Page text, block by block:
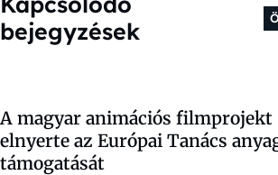
bejegyzések
A magyar animációs filmprojekt
elnyerte az Európai Tanács
támogatását